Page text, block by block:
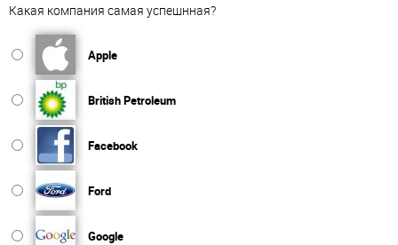
Какая компания самая успешнная?
Apple
British Petroleum
Facebook
Ford
Google